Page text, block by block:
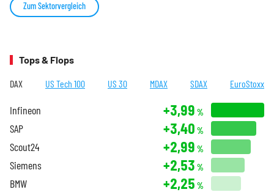
Zum Sektorvergleich
Tops & Flops
DAX US Tech 100 US 30 MDAX SDAX EuroStoxx
Infineon +3,99 %
SAP +3,40 %
Scout24 +2,99 %
Siemens +2,53 %
BMW +2,25 %